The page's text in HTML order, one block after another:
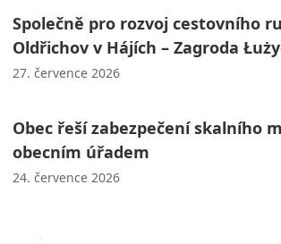
Společně pro rozvoj cestovního
Oldřichov v Hájích – Zagroda
27. července 2026
Obec řeší zabezpečení skalního
obecním úřadem
24. července 2026